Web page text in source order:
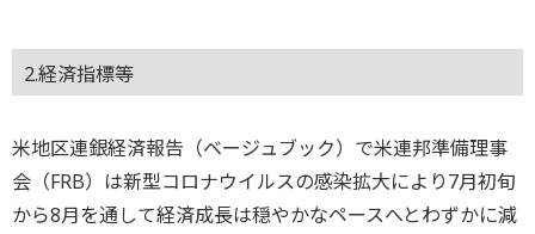
2.経済指標等
米地区連銀経済報告（ベージュブック）で米連邦準備理事
会（FRB）は新型コロナウイルスの感染拡大により7月初旬
から8月を通して経済成長は穏やかなペースへとわずかに減